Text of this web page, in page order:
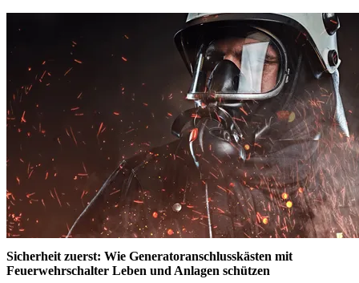
Sicherheit zuerst: Wie Generatoranschlusskästen mit
Feuerwehrschalter Leben und Anlagen schützen